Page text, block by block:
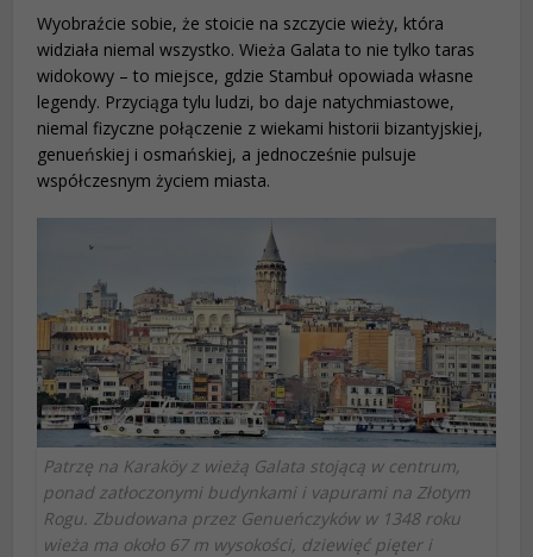
Wyobraźcie sobie, że stoicie na szczycie wieży, która
widziała niemal wszystko. Wieża Galata to nie tylko taras
widokowy – to miejsce, gdzie Stambuł opowiada własne
legendy. Przyciąga tylu ludzi, bo daje natychmiastowe,
niemal fizyczne połączenie z wiekami historii bizantyjskiej,
genueńskiej i osmańskiej, a jednocześnie pulsuje
współczesnym życiem miasta.
Patrzę na Karaköy z wieżą Galata stojącą w centrum,
ponad zatłoczonymi budynkami i vapurami na Złotym
Rogu. Zbudowana przez Genueńczyków w 1348 roku
wieża ma około 67 m wysokości, dziewięć pięter i